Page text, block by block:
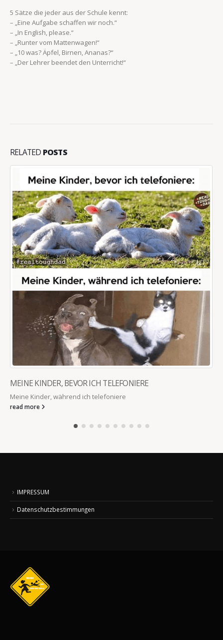
5 Sätze die jeder aus der Schule kennt:
– „Eine Aufgabe schaffen wir noch.“
– „In English, please.“
– „Runter vom Mattenwagen!“
– „10 was? Äpfel, Birnen, Ananas?“
– „Der Lehrer beendet den Unterricht!“
RELATED POSTS
TELEFONIERE NATÜRLICH BIN ICH
IMPRESSUM
Datenschutzbestimmungen